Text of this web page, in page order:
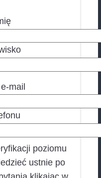
egzamin do
się
klasisty
Matura
IELTS
test poziomujący